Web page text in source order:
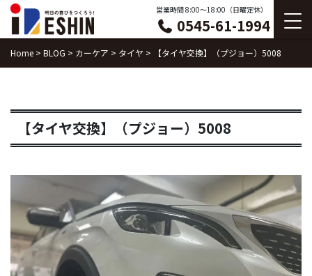
Skip
content
営業時間 8:00〜18:00（日曜定休）
0545-61-1994
Home > BLOG > カーケア > タイヤ > 【タイヤ交換】（プジョー）5008
【タイヤ交換】（プジョー）5008